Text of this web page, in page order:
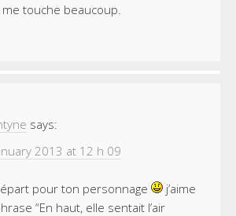
me touche beaucoup.
says:
2013 at 12 h 09
pour ton personnage
j’aime
“En haut, elle sentait l’air